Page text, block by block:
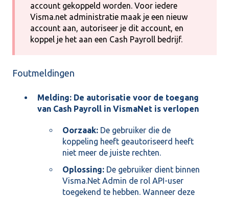
account gekoppeld worden. Voor iedere
Visma.net administratie maak je een nieuw
account aan, autoriseer je dit account, en
koppel je het aan een Cash Payroll bedrijf.
Foutmeldingen
Melding: De autorisatie voor de toegang
van Cash Payroll in VismaNet is verlopen
Oorzaak: De gebruiker die de
koppeling heeft geautoriseerd heeft
niet meer de juiste rechten.
Oplossing: De gebruiker dient binnen
Visma.Net Admin de rol API-user
toegekend te hebben. Wanneer deze